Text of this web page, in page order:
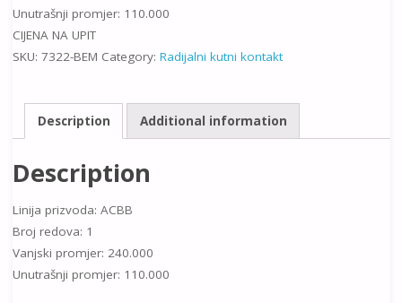
Unutrašnji promjer: 110.000
CIJENA NA UPIT
SKU: 7322-BEM Category: Radijalni kutni kontakt
Description Additional information
Description
Linija prizvoda: ACBB
Broj redova: 1
Vanjski promjer: 240.000
Unutrašnji promjer: 110.000